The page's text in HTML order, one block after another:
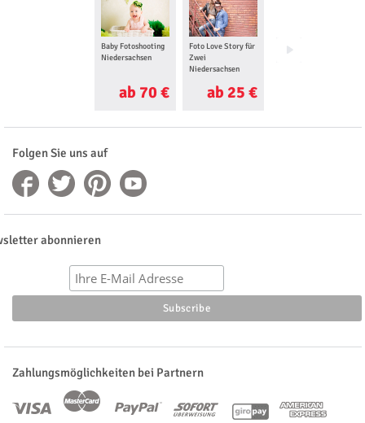
Baby Fotoshooting
Niedersachsen
ab 70 €
Foto Love Story für
Zwei
Niedersachsen
ab 25 €
Babybauch
Folgen Sie uns auf
abonnieren
Zahlungsmöglichkeiten bei Partnern